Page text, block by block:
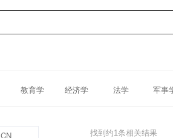
教育学 经济学 法学 军事
找到约1条相关结果